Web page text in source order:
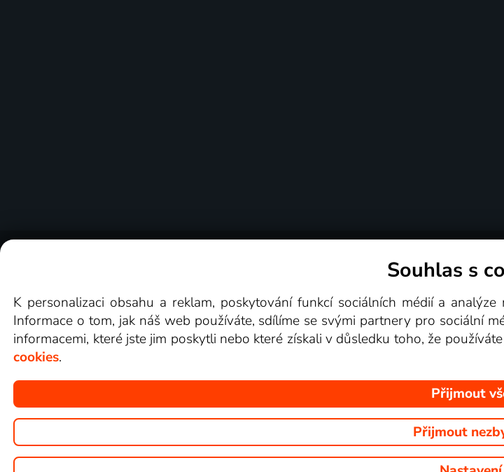
Videotéka
Copyright © goNET s.r.o. Na tomto webu jsou zobrazovány
Souhlas s
K personalizaci obsahu a reklam, poskytování funkcí sociálních médií a
Informace o tom, jak náš web používáte, sdílíme se svými partnery pro sociální
informacemi, které jste jim poskytli nebo které získali v důsledku toho, že
cookies.
Přijmout
Přijmout